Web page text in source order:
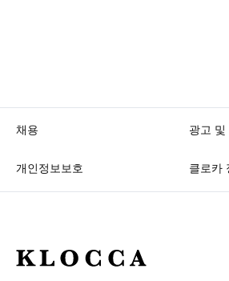
채용 광고 및
개인정보보호 클로카
K